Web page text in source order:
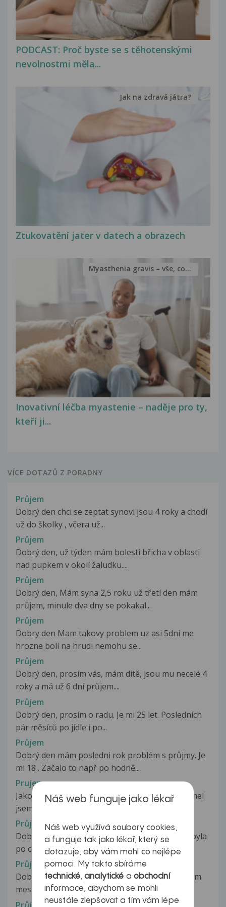
PODCAST: Proč byste se s těhotenskými
nevolnostmi měla...
Ztukovatění jater v datech a obrazech
Jak na zdravá játra?
Inovativní léčba myastenie – naděje pro ty,
kteří ji...
Myasthenia gravis – vše, co...
VÍCE DOTAZŮ Z PORADNY
Průjem
Dobrý den chci se zeptat synovi jsou 4 roky a chodí
už do školky , včera už...
Průjem
Dobrý den, už týden mám bolesti břicha v oblasti
nad pupkem v okolí žaludku....
Průjem
Dobrý den, Mám syna 2,5 roku už třetí den mám
průjem, minule dva dny se pokakal...
Průjem
Dobry den Mam takovy problem uz asi 5dni me
hrozne boli na hrudi nemohu se...
Průjem
Dobrý den, prosím vás, mám dítě, jsou mu necelé 4
roky a má už 6 dní průjem....
Průjem
Dobrý den, prosím o radu. Je mi 25 let. Posledních
pár měsíců po jídle i po...
Průjem
Dobrý den mám posledni rok problém s průjmy. Je
mi 18 . Začalo to např po hodně...
Prujem
Jako dite jsem jedl kys. zeli skoro 1x tydne a nemel
jsem zadne problemy. Ted...
Průjem
Dobrý den, ve dnech 25.10.-26.10. (Pá-So) jsem byla
po celý den s cca dalšími...
Průjem
Dobrý den má 12ti letá dcera Kateřina ma prujem
mesic a vždy sr ji to střídá...
Průjem
Náš web funguje jako lékař
Náš web využívá soubory cookies,
a funguje tak jako lékař, který se
dotazuje, aby vám mohl co nejlépe
pomoci. My takto sbíráme
technické,analytické a obchodní
informace, abychom se mohli
neustále zlepšovat a tím vám lépe